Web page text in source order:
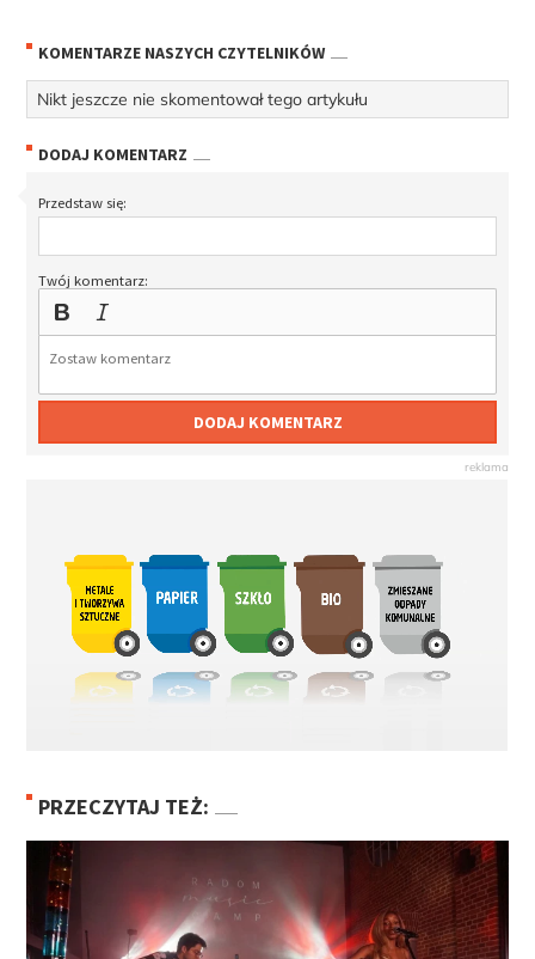
KOMENTARZE NASZYCH CZYTELNIKÓW
Nikt jeszcze nie skomentował tego artykułu
DODAJ KOMENTARZ
Przedstaw się:
Twój komentarz:
DODAJ KOMENTARZ
PRZECZYTAJ TEŻ: